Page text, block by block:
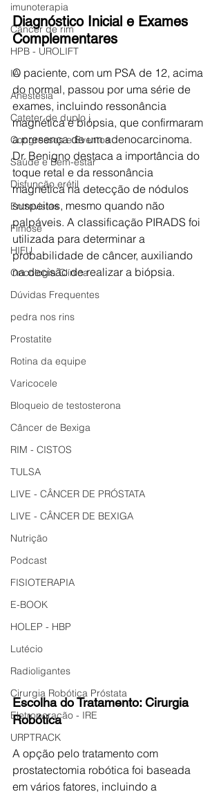
imunoterapia
Câncer de rim
HPB - UROLIFT
IA
Anestesia
Cateter de duplo j
Congressos e Eventos
Saúde e Bem-estar
Disfunção erétil
Entrevistas
Fimose
HIFU
Oncologia Clínica
Dúvidas Frequentes
pedra nos rins
Prostatite
Rotina da equipe
Varicocele
Bloqueio de testosterona
Câncer de Bexiga
RIM - CISTOS
TULSA
LIVE - CÂNCER DE PRÓSTATA
LIVE - CÂNCER DE BEXIGA
Nutrição
Podcast
FISIOTERAPIA
E-BOOK
HOLEP - HBP
Lutécio
Radioligantes
Cirurgia Robótica Próstata
Eletroporação - IRE
URPTRACK
Diagnóstico Inicial e Exames
Complementares
O paciente, com um PSA de 12, acima
do normal, passou por uma série de
exames, incluindo ressonância
magnética e biópsia, que confirmaram
a presença de um adenocarcinoma.
Dr. Benigno destaca a importância do
toque retal e da ressonância
magnética na detecção de nódulos
suspeitos, mesmo quando não
palpáveis. A classificação PIRADS foi
utilizada para determinar a
probabilidade de câncer, auxiliando
na decisão de realizar a biópsia.
Escolha do Tratamento: Cirurgia
Robótica
A opção pelo tratamento com
prostatectomia robótica foi baseada
em vários fatores, incluindo a